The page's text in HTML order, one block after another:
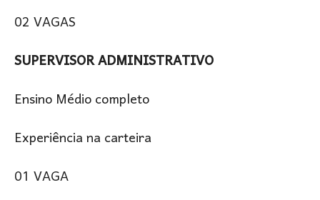
02 VAGAS
SUPERVISOR ADMINISTRATIVO
Ensino Médio completo
Experiência na carteira
01 VAGA